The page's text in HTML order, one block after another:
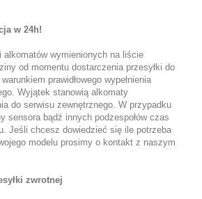
w 24h!
alkomatów wymienionych na liście
od momentu dostarczenia przesyłki do
prawidłowego wypełnienia
Wyjątek stanowią alkomaty
do serwisu zewnętrznego. W przypadku
sensora bądź innych podzespołów czas
Jeśli chcesz dowiedzieć się ile potrzeba
modelu prosimy o kontakt z naszym
zwrotnej